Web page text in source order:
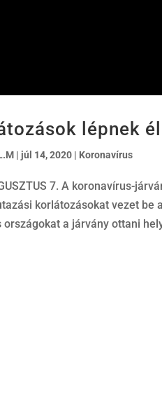
lépnek
| júl 14, 2020 | Koronavírus
7. A koronavírus-
korlátozásokat vezet
a járvány ottani